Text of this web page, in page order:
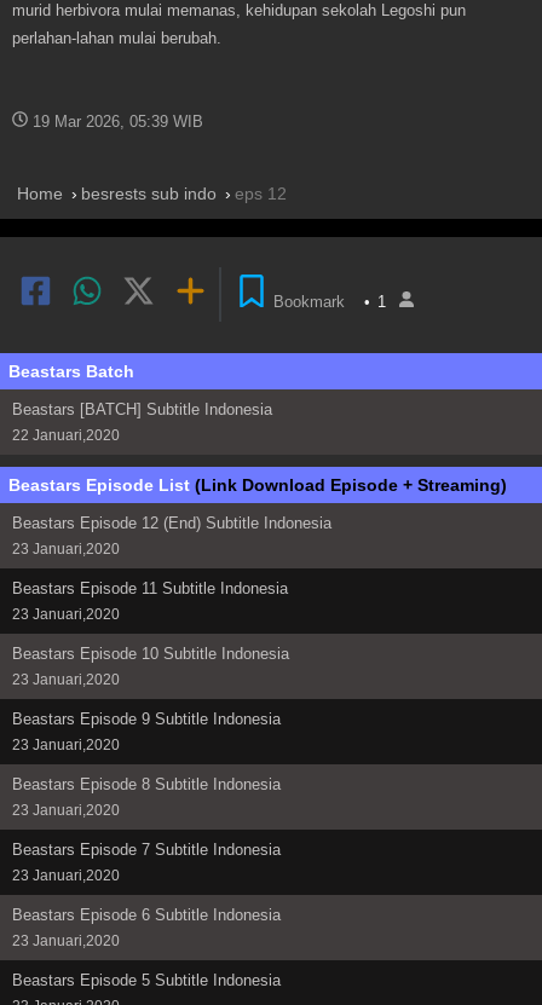
murid herbivora mulai memanas, kehidupan sekolah Legoshi pun
perlahan-lahan mulai berubah.
19 Mar 2026, 05:39 WIB
Home besrests sub indo eps 12
Bookmark • 1
Beastars Batch
Beastars [BATCH] Subtitle Indonesia
22 Januari,2020
Beastars Episode List (Link Download Episode + Streaming)
Beastars Episode 12 (End) Subtitle Indonesia
23 Januari,2020
Beastars Episode 11 Subtitle Indonesia
23 Januari,2020
Beastars Episode 10 Subtitle Indonesia
23 Januari,2020
Beastars Episode 9 Subtitle Indonesia
23 Januari,2020
Beastars Episode 8 Subtitle Indonesia
23 Januari,2020
Beastars Episode 7 Subtitle Indonesia
23 Januari,2020
Beastars Episode 6 Subtitle Indonesia
23 Januari,2020
Beastars Episode 5 Subtitle Indonesia